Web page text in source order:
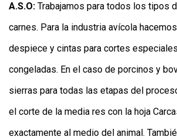
A.S.O: Trabajamos para todos los tipos
carnes. Para la industria avícola
despiece y cintas para cortes
congeladas. En el caso de porcinos y
sierras para todas las etapas del
el corte de la media res con la hoja
exactamente al medio del animal.